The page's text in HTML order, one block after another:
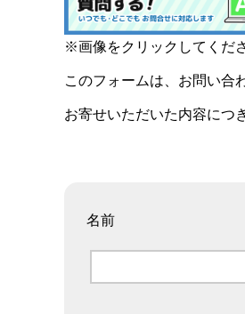
※画像をクリックしてくだ
このフォームは、お問い合
お寄せいただいた内容につ
名前